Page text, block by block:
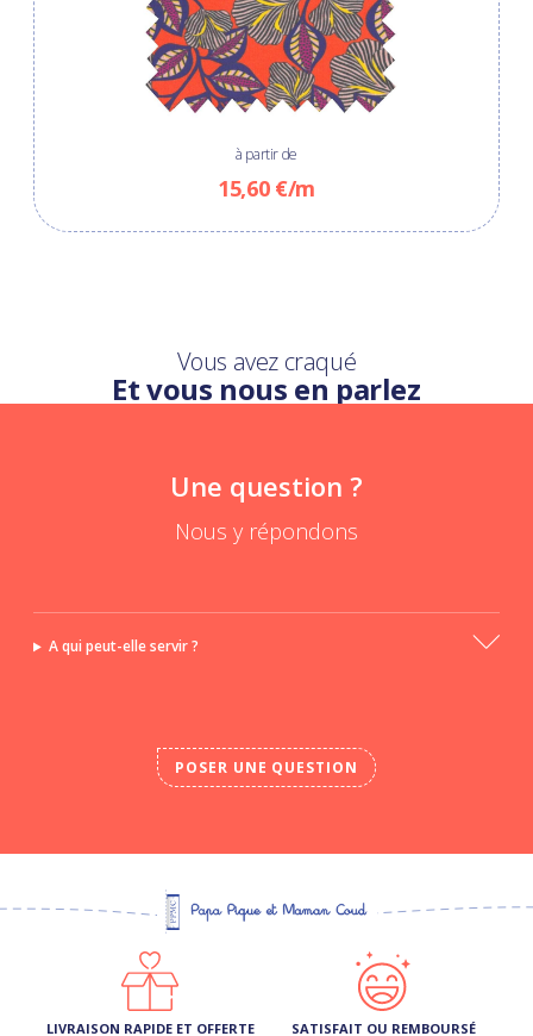
à partir de
15,60 €/m
Vous avez craqué
Et vous nous en parlez
Une question ?
Nous y répondons
A qui peut-elle servir ?
POSER UNE QUESTION
LIVRAISON RAPIDE ET OFFERTE SATISFAIT OU REMBOURSÉ